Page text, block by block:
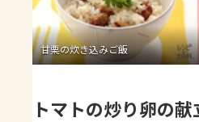
よくあるお問い合わせ
お買い物
AJINOMOTO PARK とは
甘栗の炊き込みご飯
トマトの炒り卵の献